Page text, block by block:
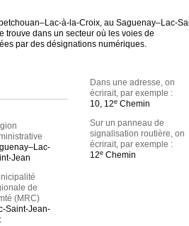
à-la-Croix, au Saguenay–Lac-
trouve dans un secteur où les voies de
par des désignations numériques.
Jean
de
(MRC)
Saint-Jean-
Dans une adresse, on
écrirait, par exemple :
10, 12eChemin
Sur un panneau de
signalisation routière, on
écrirait, par exemple :
12eChemin